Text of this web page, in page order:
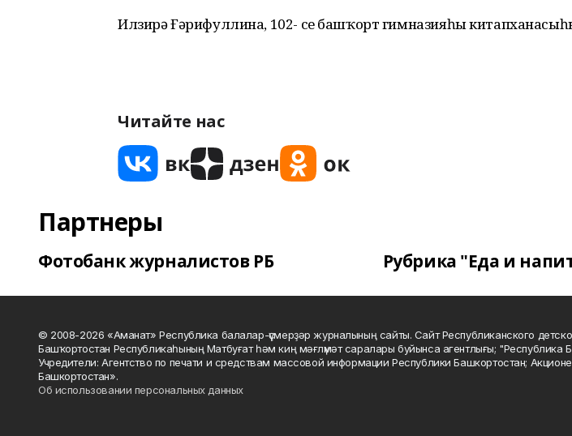
Илзирә Ғәрифуллина, 102- се башҡорт гимназияһы
Читайте нас
Партнеры
Фотобанк журналистов РБ Рубрика "Еда и
© 2008-2026 «Аманат» Республика балалар-үҫмерҙәр журналының сайты. Сайт Республиканского
Башҡортостан Республикаһының Матбуғат һәм киң мәғлүмәт саралары буйынса агентлығы; "Республика
Учредители: Агентство по печати и средствам массовой информации Республики Башкортостан;
Башкортостан».
Об использовании персональных данных